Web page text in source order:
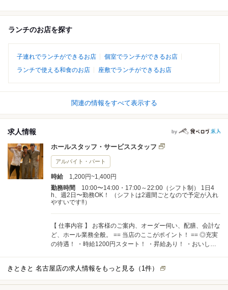
ランチのお店を探す
子連れでランチができるお店
個室でランチができるお店
ランチで使える和食のお店
座敷でランチができるお店
関連の情報をすべて表示する
求人情報 by
ホールスタッフ・サービススタッフ
アルバイト・パート
時給
1,200円~1,400円
勤務時間
10:00〜14:00・17:00～22:00（シフト制） 1日4
h、週2日〜勤務OK！ （シフトは2週間ごとなので予定が入れ
やすいです‼）
【 仕事内容 】 お客様のご案内、オーダー伺い、配膳、会計な
ど、ホール業務全般。 == 当店のここがポイント！ == ◎充実
の待遇！ ・時給1200円スタート！ ・昇給あり！ ・おいしい
きときと 名古屋店の求人情報をもっと見る（ 1件）